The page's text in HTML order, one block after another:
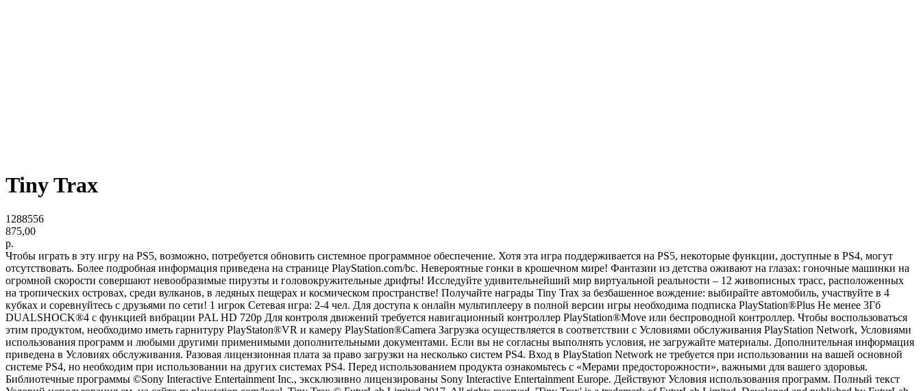
Tiny Trax
1288556
875,00
р.
Чтобы играть в эту игру на PS5, возможно, потребуется обновить системное программное обеспечение. Хотя эта игра поддерживается на PS5, некоторые функции, доступные в PS4, могут
отсутствовать. Более подробная информация приведена на странице PlayStation.com/bc. Невероятные гонки в крошечном мире! Фантазии из детства оживают на глазах: гоночные машинки на
огромной скорости совершают невообразимые пируэты и головокружительные дрифты! Исследуйте удивительнейший мир виртуальной реальности – 12 живописных трасс, расположенных
на тропических островах, среди вулканов, в ледяных пещерах и космическом пространстве! Получайте награды Tiny Trax за безбашенное вождение: выбирайте автомобиль, участвуйте в 4
кубках и соревнуйтесь с друзьями по сети! 1 игрок Сетевая игра: 2-4 чел. Для доступа к онлайн мультиплееру в полной версии игры необходима подписка PlayStation®Plus Не менее 3Гб
DUALSHOCK®4 с функцией вибрации PAL HD 720p Для контроля движений требуется навигационный контроллер PlayStation®Move или беспроводной контроллер. Чтобы воспользоваться
этим продуктом, необходимо иметь гарнитуру PlayStaton®VR и камеру PlayStation®Camera Загрузка осуществляется в соответствии с Условиями обслуживания PlayStation Network, Условиями
использования программ и любыми другими применимыми дополнительными документами. Если вы не согласны выполнять условия, не загружайте материалы. Дополнительная информация
приведена в Условиях обслуживания. Разовая лицензионная плата за право загрузки на несколько систем PS4. Вход в PlayStation Network не требуется при использовании на вашей основной
системе PS4, но необходим при использовании на других системах PS4. Перед использованием продукта ознакомьтесь с «Мерами предосторожности», важными для вашего здоровья.
Библиотечные программы ©Sony Interactive Entertainment Inc., эксклюзивно лицензированы Sony Interactive Entertainment Europe. Действуют Условия использования программ. Полный текст